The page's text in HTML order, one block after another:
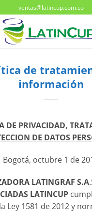
ventas@latincup.com.co
de
información
DE PRIVACIDAD,
DE DATOS
Bogotá, octubre 1 de
LATINGRAF S.A
LATINCUP
Ley 1581 de 2012 y